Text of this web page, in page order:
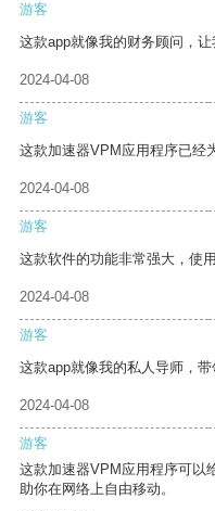
游客
这款app就像我的财务顾问，让
2024-04-08
游客
这款加速器VPM应用程序已经
2024-04-08
游客
这款软件的功能非常强大，使
2024-04-08
游客
这款app就像我的私人导师，带
2024-04-08
游客
这款加速器VPM应用程序可以
助你在网络上自由移动。